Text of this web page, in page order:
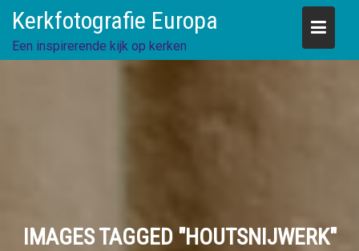
content
Kerkfotografie Europa
Een inspirerende kijk op kerken
IMAGES TAGGED "HOUTSNIJWERK"